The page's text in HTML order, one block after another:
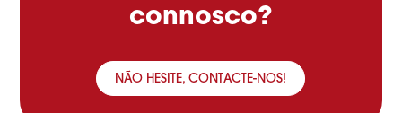
connosco?
NÃO HESITE, CONTACTE-NOS!